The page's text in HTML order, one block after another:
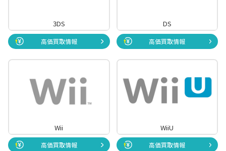
3DS
高価買取情報
DS
高価買取情報
Wii
高価買取情報
WiiU
高価買取情報